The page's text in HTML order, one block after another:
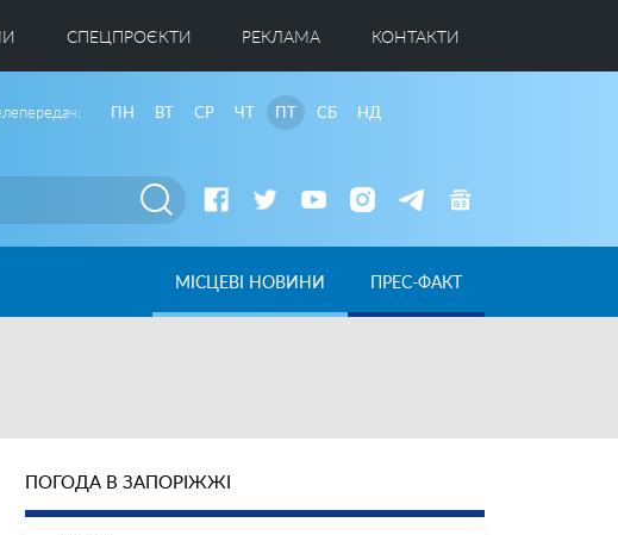
CПЕЦПРОЄКТИ РЕКЛАМА КОНТАКТИ
ПН ВТ СР ЧТ ПТ СБ НД
МІСЦЕВІ НОВИНИ ПРЕС-ФАКТ
ПОГОДА В ЗАПОРІЖЖІ